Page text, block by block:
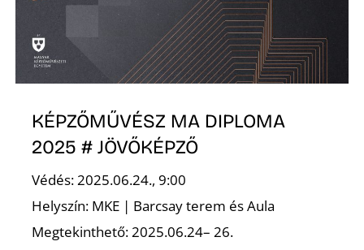
KÉPZŐMŰVÉSZ MA DIPLOMA
2025 # JÖVŐKÉPZŐ
Védés: 2025.06.24., 9:00
Helyszín: MKE | Barcsay terem és Aula
Megtekinthető: 2025.06.24– 26.